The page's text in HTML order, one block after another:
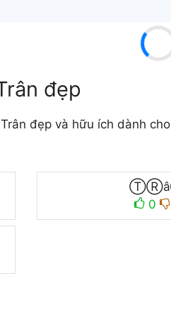
đẹp
đẹp và hữu ích dành
0